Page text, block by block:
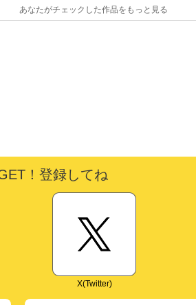
あなたがチェックした作品をもっと見る
！登録してね
X(Twitter)